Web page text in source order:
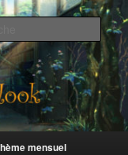
mensuel